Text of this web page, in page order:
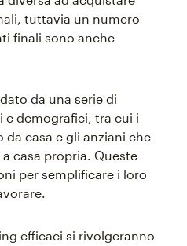
tuttavia un numero
finali sono anche
da una serie di
demografici, tra cui i
casa e gli anziani che
casa propria. Queste
per semplificare i loro
efficaci si rivolgeranno